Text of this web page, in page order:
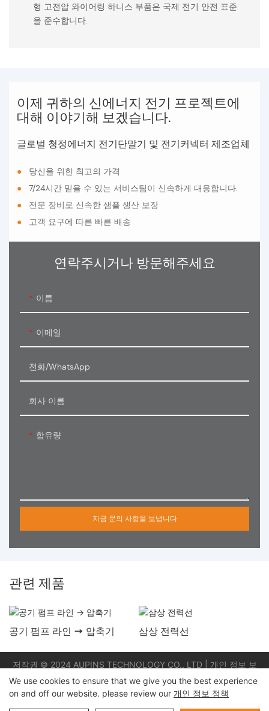
형 고전압 와이어링 하니스 부품은 국제 전기 안전 표준
을 준수합니다.
이제 귀하의 신에너지 전기 프로젝트에
대해 이야기해 보겠습니다.
글로벌 청정에너지 전기단말기 및 전기커넥터 제조업체
●
당신을 위한 최고의 가격
●
7/24시간 믿을 수 있는 서비스팀이 신속하게 대응합니다.
●
전문 장비로 신속한 샘플 생산 보장
●
고객 요구에 따른 빠른 배송
연락주시거나 방문해주세요
이름
이메일
전화/WhatsApp
회사 이름
함유량
지금 문의 사항을 보냅니다
관련 제품
공기 펌프 라인 → 압축기 삼상 전력선
저작권 © 2024 AUPINS TECHNOLOGY CO., LTD | 개인 정보 보
호 정책시테 마 푸르
We use cookies to ensure that we give you the best experience
on and off our website. please review our 개인 정보 정책